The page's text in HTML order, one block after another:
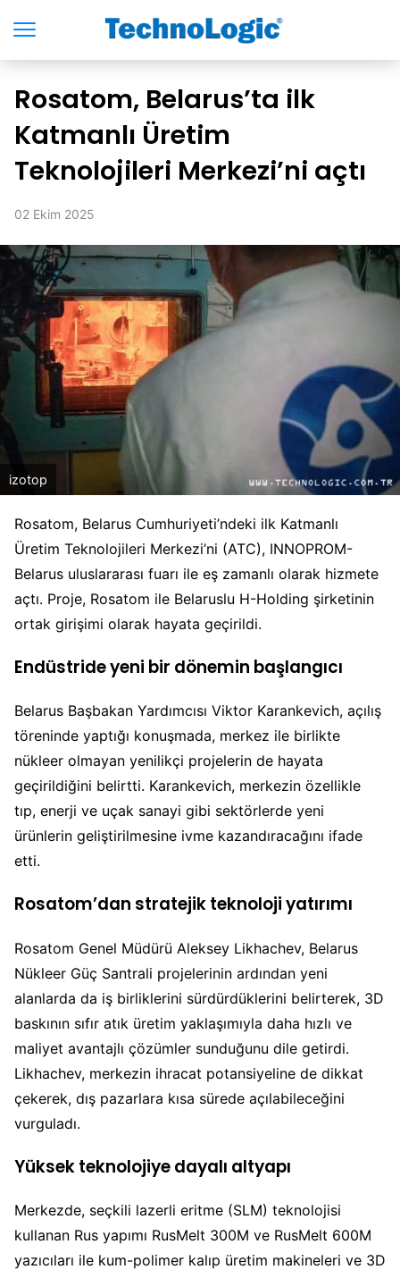
Rosatom, Belarus’ta ilk
Katmanlı Üretim
Teknolojileri Merkezi’ni açtı
02 Ekim 2025
izotop
Rosatom, Belarus Cumhuriyeti’ndeki ilk Katmanlı
Üretim Teknolojileri Merkezi’ni (ATC), INNOPROM-
Belarus uluslararası fuarı ile eş zamanlı olarak hizmete
açtı. Proje, Rosatom ile Belaruslu H-Holding şirketinin
ortak girişimi olarak hayata geçirildi.
Endüstride yeni bir dönemin başlangıcı
Belarus Başbakan Yardımcısı Viktor Karankevich, açılış
töreninde yaptığı konuşmada, merkez ile birlikte
nükleer olmayan yenilikçi projelerin de hayata
geçirildiğini belirtti. Karankevich, merkezin özellikle
tıp, enerji ve uçak sanayi gibi sektörlerde yeni
ürünlerin geliştirilmesine ivme kazandıracağını ifade
etti.
Rosatom’dan stratejik teknoloji yatırımı
Rosatom Genel Müdürü Aleksey Likhachev, Belarus
Nükleer Güç Santrali projelerinin ardından yeni
alanlarda da iş birliklerini sürdürdüklerini belirterek, 3D
baskının sıfır atık üretim yaklaşımıyla daha hızlı ve
maliyet avantajlı çözümler sunduğunu dile getirdi.
Likhachev, merkezin ihracat potansiyeline de dikkat
çekerek, dış pazarlara kısa sürede açılabileceğini
vurguladı.
Yüksek teknolojiye dayalı altyapı
Merkezde, seçkili lazerli eritme (SLM) teknolojisi
kullanan Rus yapımı RusMelt 300M ve RusMelt 600M
yazıcıları ile kum-polimer kalıp üretim makineleri ve 3D